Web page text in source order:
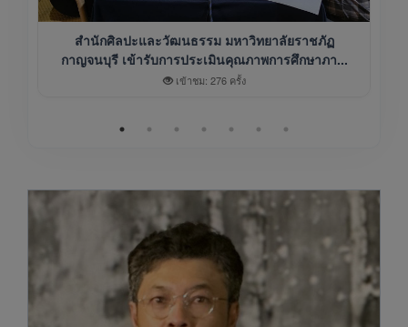
สำนักศิลปะและวัฒนธรรม มหาวิทยาลัยราชภัฏ
กาญจนบุรี เข้ารับการประเมินคุณภาพการศึกษาภา...
เข้าชม: 276 ครั้ง